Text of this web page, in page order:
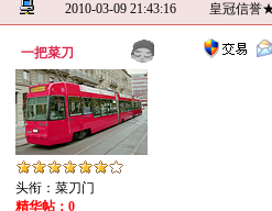
2010-03-09 21:43:16 皇冠信誉
一把菜刀
头衔：菜刀门
精华帖：0